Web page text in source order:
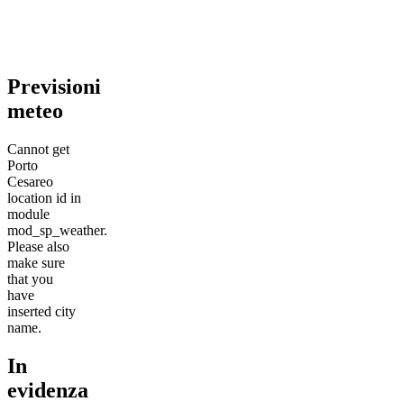
Previsioni
meteo
Cannot get
Porto
Cesareo
location id in
module
mod_sp_weather.
Please also
make sure
that you
have
inserted city
name.
In
evidenza